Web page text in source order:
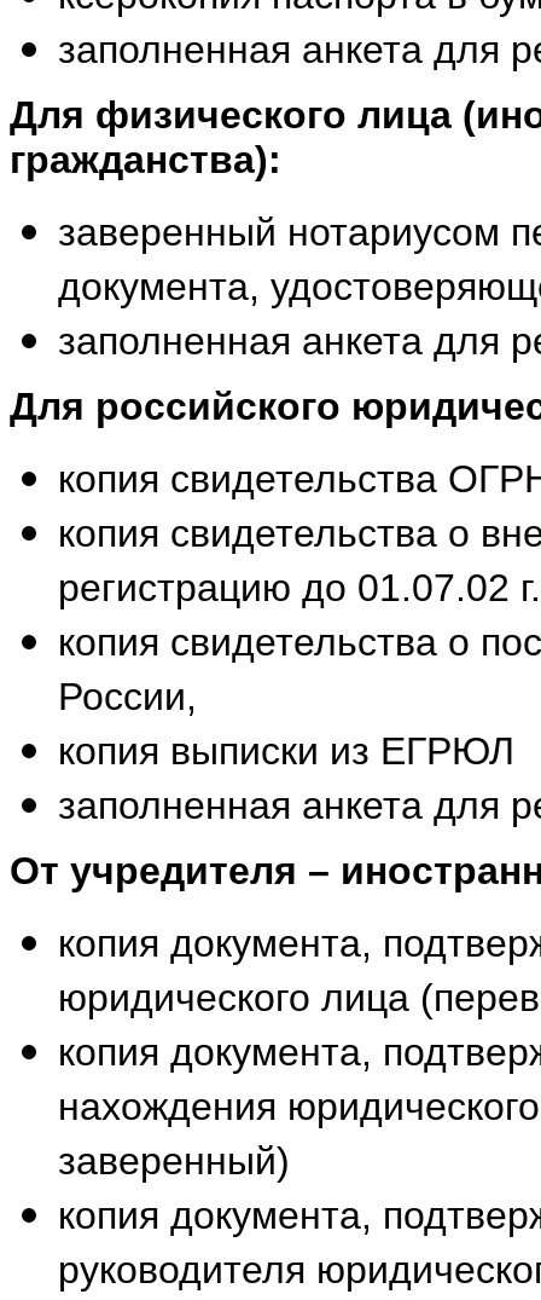
заполненная анкета для
Для физического лица
гражданства):
заверенный нотариусом
документа,
заполненная анкета для
Для российского
копия свидетельства
копия свидетельства о
регистрацию до 01.07.02
копия свидетельства о
России,
копия выписки из ЕГРЮЛ
заполненная анкета для
От учредителя –
копия документа,
юридического лица
копия документа,
нахождения
заверенный)
копия документа,
руководителя